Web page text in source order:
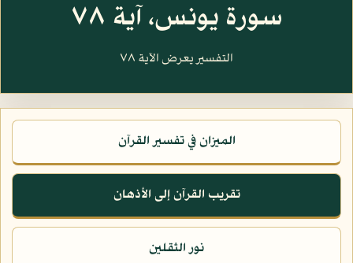
سورة يونس، آية ٧٨
التفسير يعرض الآية ٧٨
الميزان في تفسير القرآن
تقريب القرآن إلى الأذهان
نور الثقلين